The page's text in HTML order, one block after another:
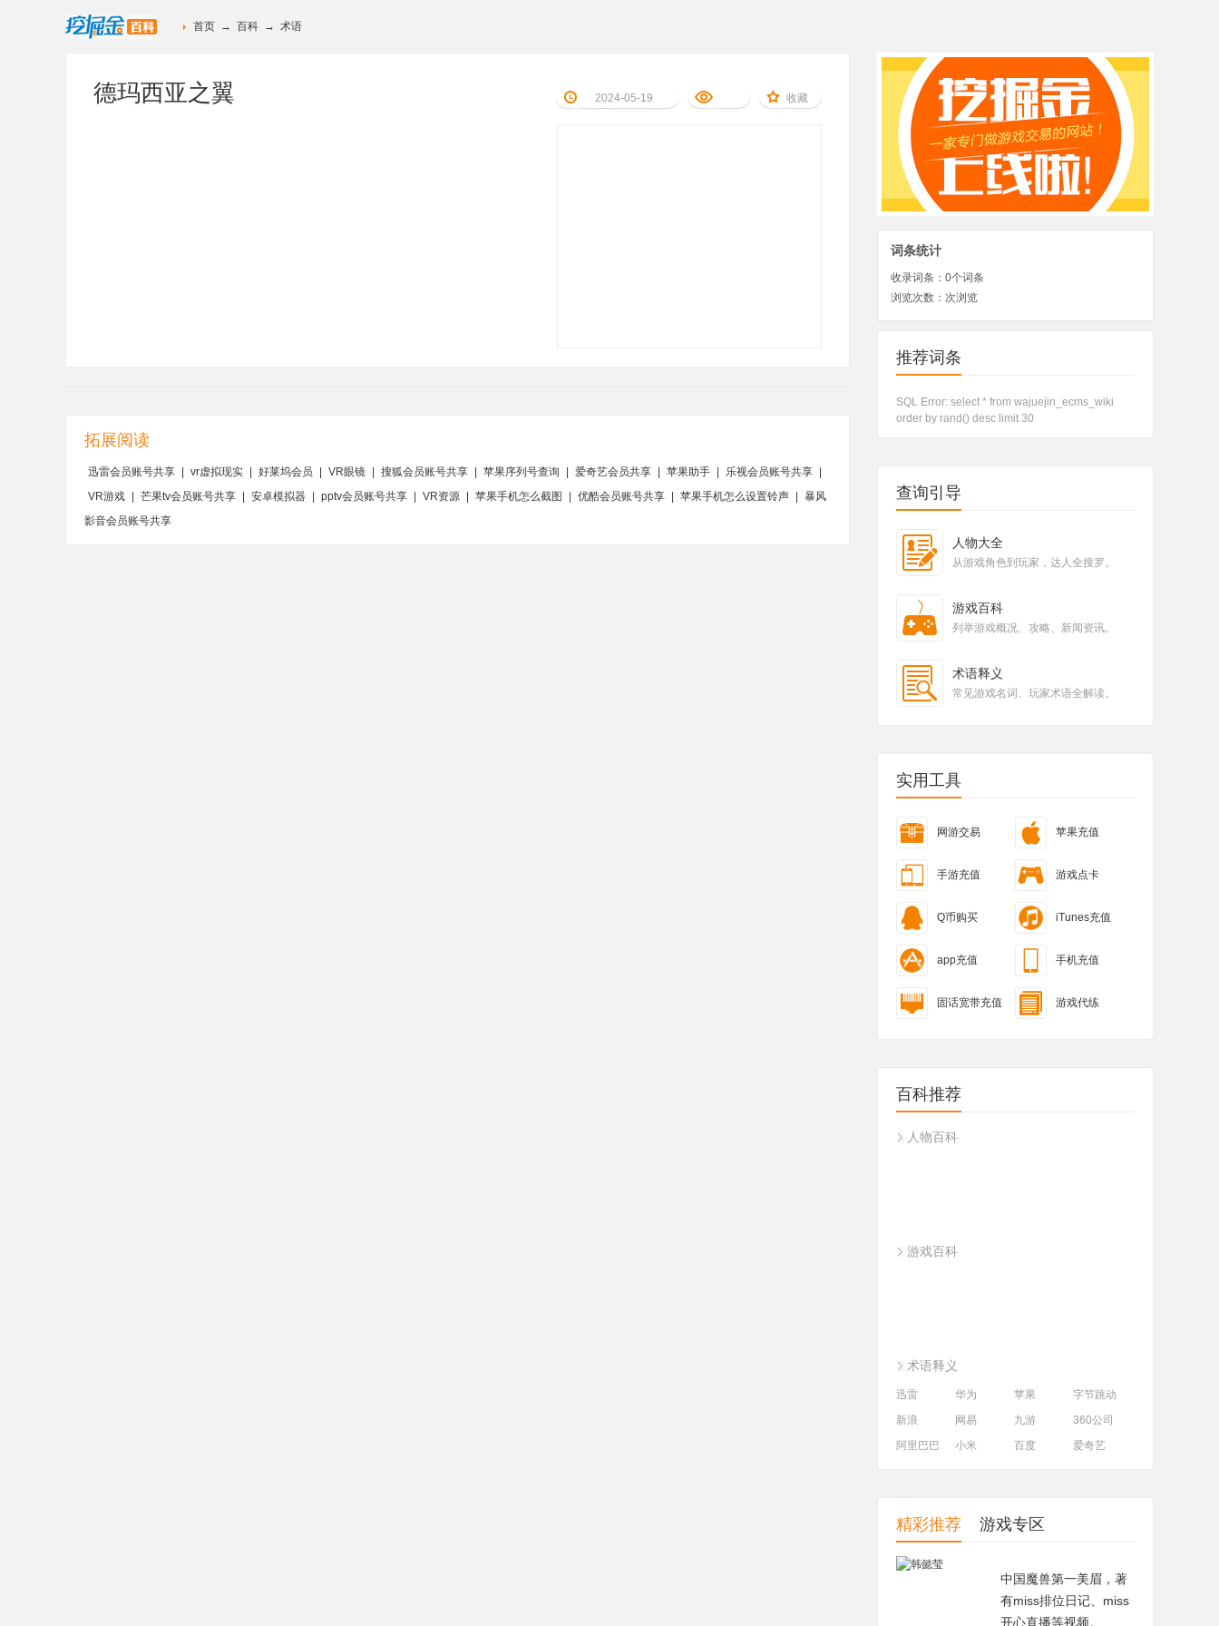
首页 → 百科 → 术语
德玛西亚之翼 收藏
2024-05-19
拓展阅读
迅雷会员账号共享 vr虚拟现实 好莱坞会员 VR眼镜 搜狐会员账号共享 苹果序列号查询 爱奇艺会员共享 苹果助手 乐视会员账号共享
VR游戏
芒果tv会员账号共享 安卓模拟器 pptv会员账号共享 VR资源 苹果手机怎么截图 优酷会员账号共享 苹果手机怎么设置铃声
暴风
影音会员账号共享
词条统计
收录词条： 0个词条
浏览次数： 次浏览
推荐词条
SQL Error: select * from wajuejin_ecms_wiki
order by rand() desc limit 30
查询引导
人物大全
从游戏角色到玩家，达人全搜罗。
游戏百科
列举游戏概况、攻略、新闻资讯。
术语释义
常见游戏名词、玩家术语全解读。
实用工具
网游交易 苹果充值
手游充值 游戏点卡
Q币购买 iTunes充值
app充值 手机充值
固话宽带充值 游戏代练
百科推荐
人物百科
游戏百科
术语释义
迅雷 华为 苹果
字节跳动
新浪
网易 九游
360公司
阿里巴巴
小米 百度 爱奇艺
精彩推荐 游戏专区
中国魔兽第一美眉，著
有miss排位日记、miss
开心直播等视频。